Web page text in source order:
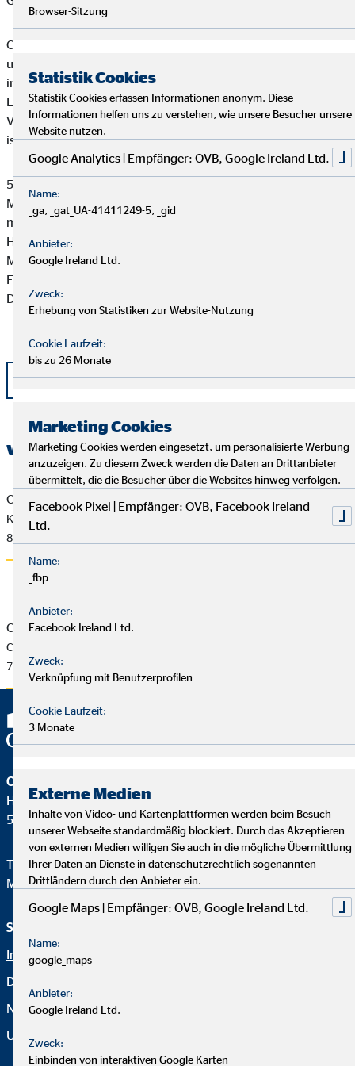
OVB kooperiert mit über 100 leistungsstarken Produktgebern
und bedient mit wettbewerbsfähigen Produkten die
individuellen Bedürfnisse ihrer Kunden: von der
Existenzsicherung und der Absicherung von Sach- und
Vermögenswerten bis zum Vermögensauf- und -ausbau. OVB
ist aktuell in 14 europäischen Ländern aktiv.
5.089 hauptberufliche Finanzvermittler betreuen rund 3,26
Millionen Kunden. 2015 erwirtschaftete die OVB Holding AG
mit ihren Tochtergesellschaften Gesamtvertriebsprovisionen in
Höhe von 224,7 Millionen Euro sowie ein EBIT von 14,0
Millionen Euro. Die OVB Holding AG ist seit Juli 2006 an der
Frankfurter Wertpapierbörse (Prime Standard, ISIN
DE0006286560) notiert.
zurück
weitere Dokumente
OVB Pressemitteilung vom 10.2.2017
Kontinuität an der Unternehmensspitze
83 KB
OVB press release of 2/10/2017
Continuity at the helm of the company
70 KB
OVB Holding AG
Heumarkt 1
50667 Köln
Telefon: +49 221 2015-0
Mail:web@ovb.eu
Service und Informationen
Impressum
Datenschutz
Netiquette
Unternehmen OVB
Rechtliche Hinweise
Cookie-Einstellungen
Browser-Sitzung
Statistik Cookies
Statistik Cookies erfassen Informationen anonym. Diese
Informationen helfen uns zu verstehen, wie unsere Besucher unsere
Website nutzen.
Google Analytics | Empfänger: OVB, Google Ireland Ltd.
Name:
_ga, _gat_UA-41411249-5, _gid
Anbieter:
Google Ireland Ltd.
Zweck:
Erhebung von Statistiken zur Website-Nutzung
Cookie Laufzeit:
bis zu 26 Monate
Marketing Cookies
Marketing Cookies werden eingesetzt, um personalisierte Werbung
anzuzeigen. Zu diesem Zweck werden die Daten an Drittanbieter
übermittelt, die die Besucher über die Websites hinweg verfolgen.
Facebook Pixel | Empfänger: OVB, Facebook Ireland
Ltd.
Name:
_fbp
Anbieter:
Facebook Ireland Ltd.
Zweck:
Verknüpfung mit Benutzerprofilen
Cookie Laufzeit:
3 Monate
Externe Medien
Inhalte von Video- und Kartenplattformen werden beim Besuch
unserer Webseite standardmäßig blockiert. Durch das Akzeptieren
von externen Medien willigen Sie auch in die mögliche Übermittlung
Ihrer Daten an Dienste in datenschutzrechtlich sogenannten
Drittländern durch den Anbieter ein.
Google Maps | Empfänger: OVB, Google Ireland Ltd.
Name:
google_maps
Anbieter:
Google Ireland Ltd.
Zweck:
Einbinden von interaktiven Google Karten